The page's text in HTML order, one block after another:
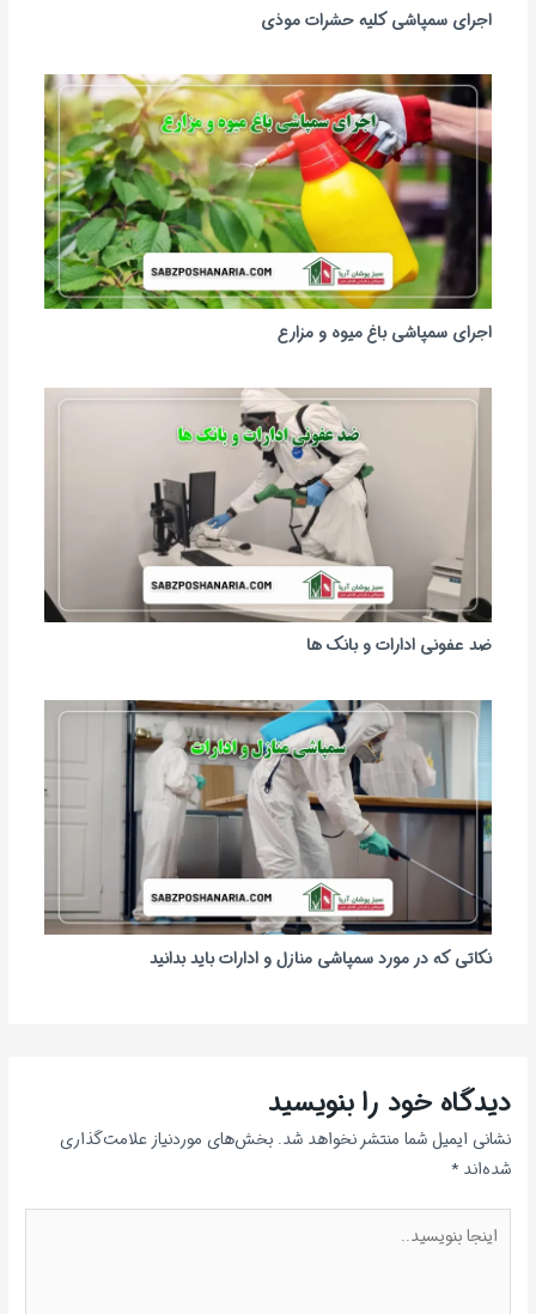
اجرای سمپاشی کلیه حشرات موذی
اجرای سمپاشی باغ میوه و مزارع
ضد عفونی ادارات و بانک ها
نکاتی که در مورد سمپاشی منازل و ادارات باید بدانید
دیدگاه‌ خود را بنویسید
نشانی ایمیل شما منتشر نخواهد شد. بخش‌های موردنیاز علامت‌گذاری
شده‌اند*
اینجا
بنویسید..